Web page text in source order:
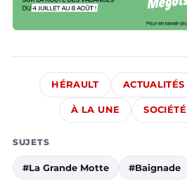
HÉRAULT ACTUALITÉS
À LA UNE SOCIÉTÉ
SUJETS
#La Grande Motte #Baignade